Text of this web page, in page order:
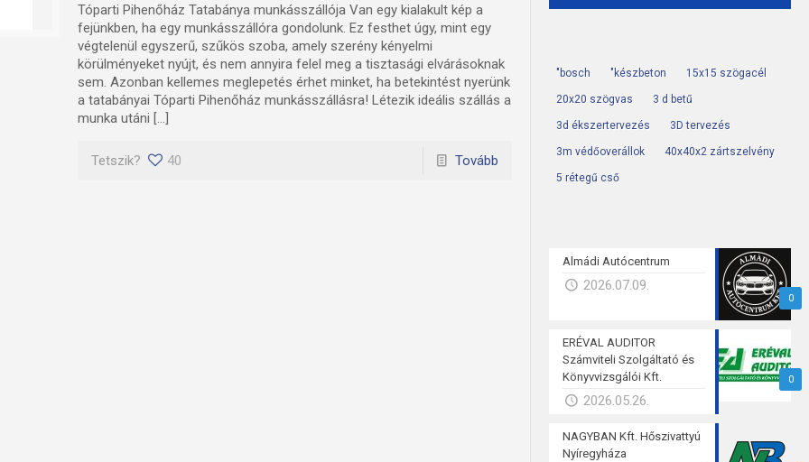
Tóparti Pihenőház Tatabánya munkásszállója Van egy kialakult kép a
fejünkben, ha egy munkásszállóra gondolunk. Ez festhet úgy, mint egy
végtelenül egyszerű, szűkös szoba, amely szerény kényelmi
körülményeket nyújt, és nem annyira felel meg a tisztasági elvárásoknak
sem. Azonban kellemes meglepetés érhet minket, ha betekintést nyerünk
a tatabányai Tóparti Pihenőház munkásszállásra! Létezik ideális szállás a
munka utáni […]
Tetszik? 40 Tovább
"bosch "készbeton 15x15 szögacél
20x20 szögvas 3 d betű
3d ékszertervezés 3D tervezés
3m védőoverállok 40x40x2 zártszelvény
5 rétegű cső
0
Almádi Autócentrum
2026.07.09.
0
ERÉVAL AUDITOR
Számviteli Szolgáltató és
Könyvvizsgálói Kft.
2026.05.26.
NAGYBAN Kft. Hőszivattyú
Nyíregyháza